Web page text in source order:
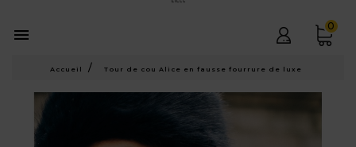
 0
Accueil Tour de cou Alice en fausse fourrure de luxe